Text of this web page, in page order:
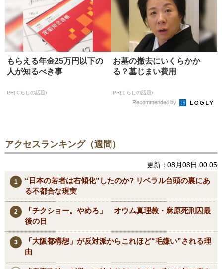
もらえる年金25万円以下の
人が知るべき事
PR(くらしの話題)
お墓の撤去にいくらかか
る？墓じまい費用
PR(くらしの話題)
Recommended by
アクセスランキング（週間）
更新：08月08日 00:05
“日本の若者は右傾化”したのか? リベラル台頭の裏にあ
る不都合な現実
「チクショー。やめろ」 オウム真理教・麻原死刑囚最
後の日
「大阪都構想」が反対派からこれほど“毛嫌い”される理
由